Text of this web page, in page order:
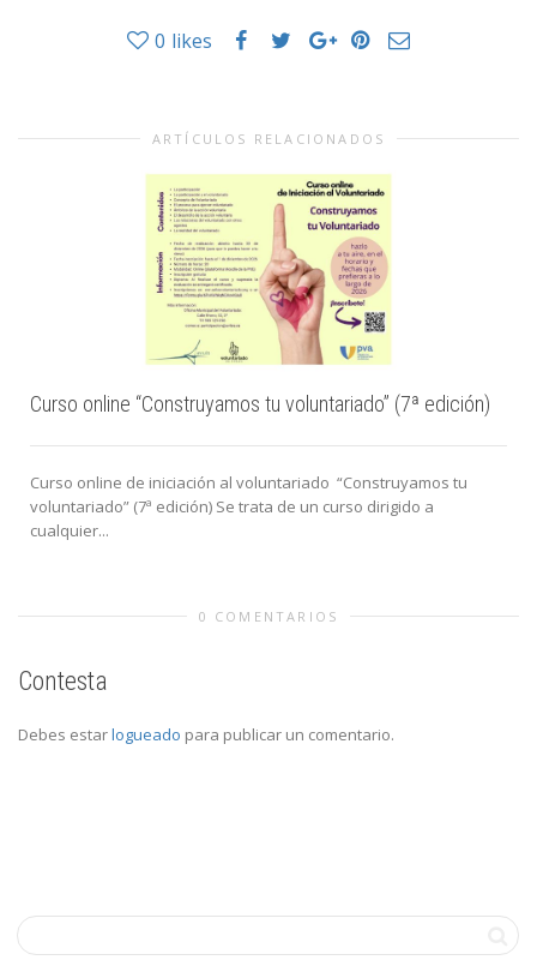
0 likes
ARTÍCULOS RELACIONADOS
Curso online “Construyamos tu voluntariado” (7ª edición)
Curso online de iniciación al voluntariado “Construyamos tu
voluntariado” (7ª edición) Se trata de un curso dirigido a
cualquier...
0 COMENTARIOS
Contesta
Debes estarlogueado para publicar un comentario.